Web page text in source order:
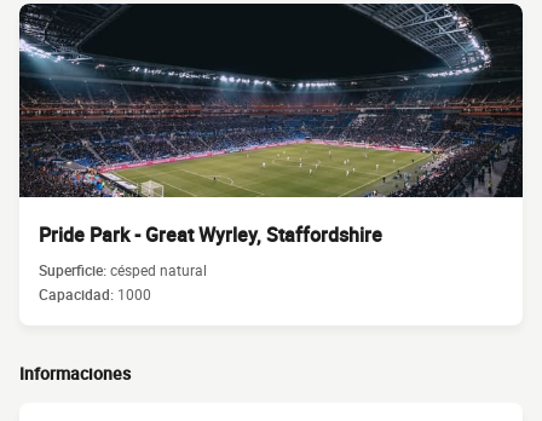
Pride Park - Great Wyrley, Staffordshire
Superficie:césped natural
Capacidad: 1000
Informaciones